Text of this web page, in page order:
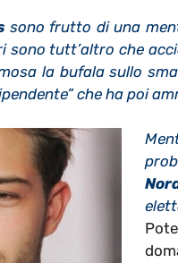
sono frutto di una
sono tutt’altro che
la bufala sullo
che ha poi